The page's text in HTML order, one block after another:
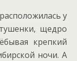
у
щедро
крепкий
ночи. А